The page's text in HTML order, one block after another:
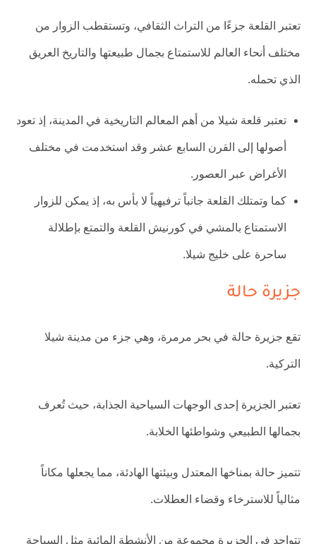
تعتبر القلعة جزءًا من التراث الثقافي، وتستقطب الزوار من
مختلف أنحاء العالم للاستمتاع بجمال طبيعتها والتاريخ العريق
الذي تحمله.
تعتبر قلعة شيلا من أهم المعالم التاريخية في المدينة، إذ تعود
أصولها إلى القرن السابع عشر وقد استخدمت في مختلف
الأغراض عبر العصور.
كما وتمتلك القلعة جانباً ترفيهياً لا بأس به، إذ يمكن للزوار
الاستمتاع بالمشي في كورنيش القلعة والتمتع بإطلالة
ساحرة على خليج شيلا.
جزيرة حالة
تقع جزيرة حالة في بحر مرمرة، وهي جزء من مدينة شيلا
التركية.
تعتبر الجزيرة إحدى الوجهات السياحية الجذابة، حيث تُعرف
بجمالها الطبيعي وشواطئها الخلابة.
تتميز حالة بمناخها المعتدل وبيئتها الهادئة، مما يجعلها مكاناً
مثالياً للاسترخاء وقضاء العطلات.
تتواجد في الجزيرة مجموعة من الأنشطة المائية مثل السباحة